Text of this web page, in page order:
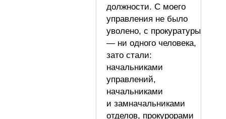
должности. С моего
управления не было
уволено, с прокуратуры
— ни одного человека,
зато стали:
начальниками
управлений,
начальниками
и замначальниками
отделов, прокурорами